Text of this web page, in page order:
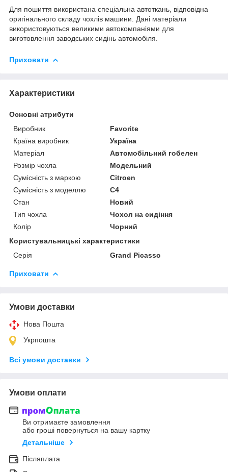
Для пошиття використана спеціальна автоткань, відповідна
оригінального складу чохлів машини. Дані матеріали
використовуються великими автокомпаніями для
виготовлення заводських сидінь автомобіля.
Приховати
Характеристики
Основні атрибути
Виробник
Favorite
Країна виробник
Україна
Матеріал
Автомобільний гобелен
Розмір чохла
Модельний
Сумісність з маркою
Citroen
Сумісність з моделлю
C4
Стан
Новий
Тип чохла
Чохол на сидіння
Колір
Чорний
Користувальницькі характеристики
Серія
Grand Picasso
Приховати
Умови доставки
Нова Пошта
Укрпошта
Всі умови доставки
Умови оплати
Ви отримаєте замовлення
або гроші повернуться на вашу картку
Детальніше
Післяплата